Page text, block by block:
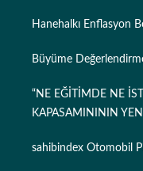
Hanehalkı Enflasyon
Büyüme
“NE EĞİTİMDE NE
KAPASAMINININ
sahibindex Otomobil